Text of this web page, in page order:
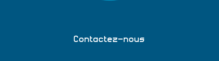
Contactez-nous